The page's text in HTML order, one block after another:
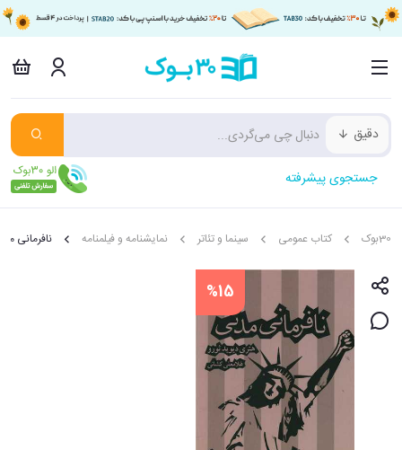
دقیق
جستجوی پیشرفته
30بوک کتاب عمومی سینما و تئاتر نمایشنامه و فیلمنامه نافرمانی
%15